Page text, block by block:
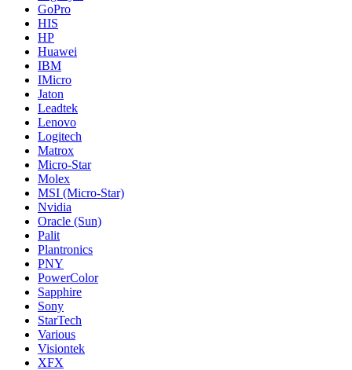
GoPro
HIS
HP
Huawei
IBM
IMicro
Jaton
Leadtek
Lenovo
Logitech
Matrox
Micro-Star
Molex
MSI (Micro-Star)
Nvidia
Oracle (Sun)
Palit
Plantronics
PNY
PowerColor
Sapphire
Sony
StarTech
Various
Visiontek
XFX